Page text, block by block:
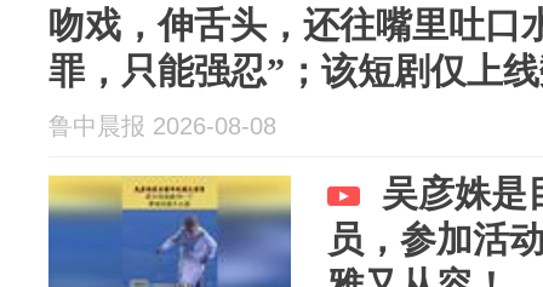
吻戏，伸舌头，还往嘴里吐口
罪，只能强忍”；该短剧仅上
鲁中晨报 2026-08-08
吴彦姝是
员，参加活